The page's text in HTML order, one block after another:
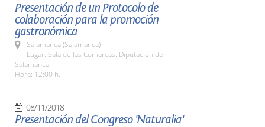
Presentación de un Protocolo de
colaboración para la promoción
gastronómica
Salamanca (Salamanca)
Lugar: Sala de las Comarcas. Diputación de
Salamanca
Hora: 12:00 h.
08/11/2018
Presentación del Congreso 'Naturalia'